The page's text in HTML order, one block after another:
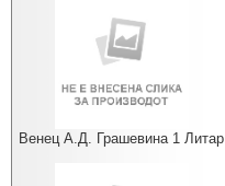
Венец А.Д. Грашевина 1 Литар